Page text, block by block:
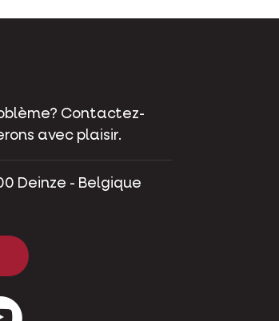
Contactez-
avec plaisir.
Deinze - Belgique
Youtube